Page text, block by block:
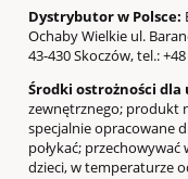
Dystrybutor w Polsce:
Ochaby Wielkie ul.
43-430 Skoczów, tel.:
Środki ostrożności
zewnętrznego; produkt
specjalnie opracowane
połykać;
dzieci, w temperaturze